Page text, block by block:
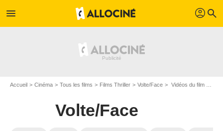
menu profil search
Accueil Cinéma Tous les films Films Thriller Volte/Face Vidéos du film Volte/Face
Volte/Face